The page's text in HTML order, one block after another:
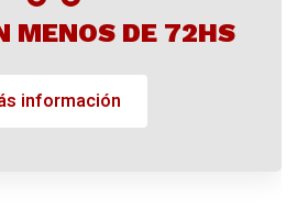
MENOS DE 72HS
información